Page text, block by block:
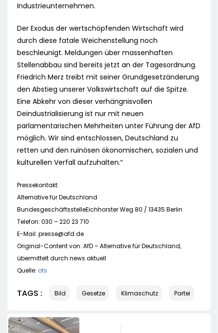
Industrieunternehmen.
Der Exodus der wertschöpfenden Wirtschaft wird
durch diese fatale Weichenstellung noch
beschleunigt. Meldungen über massenhaften
Stellenabbau sind bereits jetzt an der Tagesordnung.
Friedrich Merz treibt mit seiner Grundgesetzänderung
den Abstieg unserer Volkswirtschaft auf die Spitze.
Eine Abkehr von dieser verhängnisvollen
Deindustrialisierung ist nur mit neuen
parlamentarischen Mehrheiten unter Führung der AfD
möglich. Wir sind entschlossen, Deutschland zu
retten und den ruinösen ökonomischen, sozialen und
kulturellen Verfall aufzuhalten.“
Pressekontakt:
Alternative für Deutschland
BundesgeschäftsstelleEichhorster Weg 80 / 13435 Berlin
Telefon: 030 – 220 23 710
E-Mail: presse@afd.de
Original-Content von: AfD – Alternative für Deutschland,
übermittelt durch news aktuell
Quelle: ots
TAGS : Bild Gesetze Klimaschutz Partei